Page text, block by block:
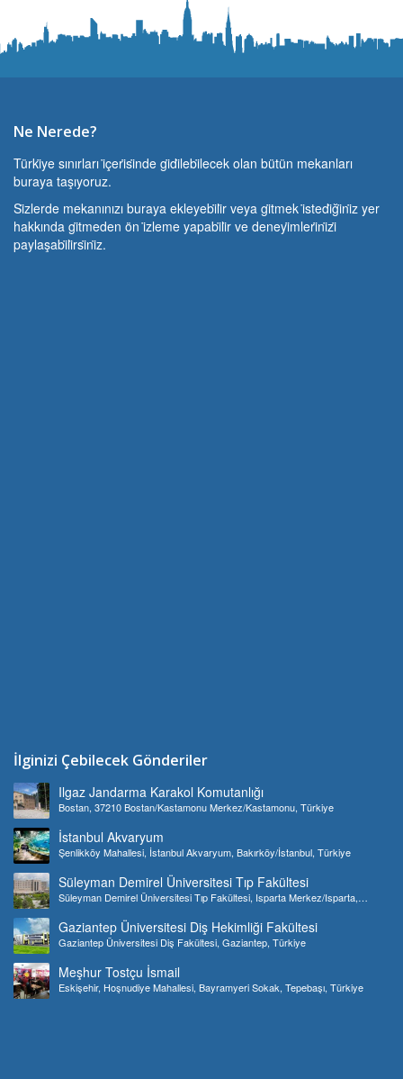
Ne Nerede?
Türki̇ye sınırları i̇çeri̇si̇nde gi̇di̇lebi̇lecek olan bütün mekanları
buraya taşıyoruz.
Si̇zlerde mekanınızı buraya ekleyebi̇li̇r veya gi̇tmek i̇stedi̇ği̇ni̇z yer
hakkında gi̇tmeden ön i̇zleme yapabi̇li̇r ve deneyi̇mleri̇ni̇zi̇
paylaşabi̇li̇rsi̇ni̇z.
İlginizi Çebilecek Gönderiler
Ilgaz Jandarma Karakol Komutanlığı
Bostan, 37210 Bostan/Kastamonu Merkez/Kastamonu, Türkiye
İstanbul Akvaryum
Şenlikköy Mahallesi, İstanbul Akvaryum, Bakırköy/İstanbul, Türkiye
Süleyman Demirel Üniversitesi Tıp Fakültesi
Süleyman Demirel Üniversitesi Tıp Fakültesi, Isparta Merkez/Isparta,
Gaziantep Üniversitesi Diş Hekimliği Fakültesi
Gaziantep Üniversitesi Diş Fakültesi, Gaziantep, Türkiye
Meşhur Tostçu İsmail
Eskişehir, Hoşnudiye Mahallesi, Bayramyeri Sokak, Tepebaşı, Türkiye